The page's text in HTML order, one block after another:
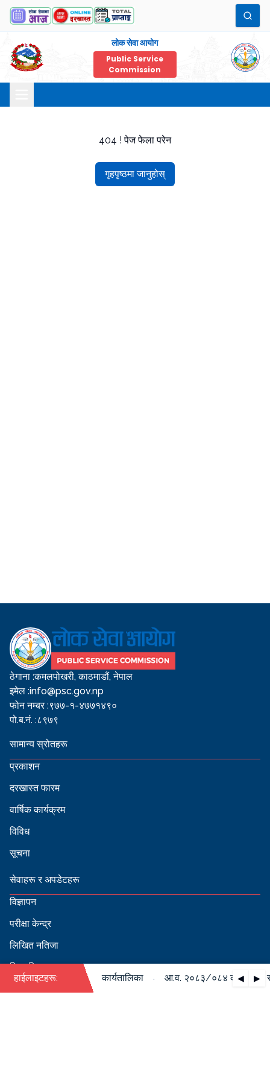
लोक सेवा आयोग
Public Service
Commission
404 ! पेज फेला परेन
गृहपृष्ठमा जानुहोस्
ठेगाना :कमलपोखरी, काठमाडौं, नेपाल
इमेल :info@psc.gov.np
फोन नम्बर :९७७-१-४७७१४९०
पो.ब.नं. :८९७९
सामान्य स्रोतहरू
प्रकाशन
दरखास्त फारम
वार्षिक कार्यक्रम
विविध
सूचना
सेवाहरू र अपडेटहरू
विज्ञापन
परीक्षा केन्द्र
लिखित नतिजा
सिफारिस
हाईलाइटहरू: ◀ ▶
पदपूर्ति सम्बन्धी वार्षिक कार्यतालिका आ.व. २०८३/०८४ को पदपूर्ति